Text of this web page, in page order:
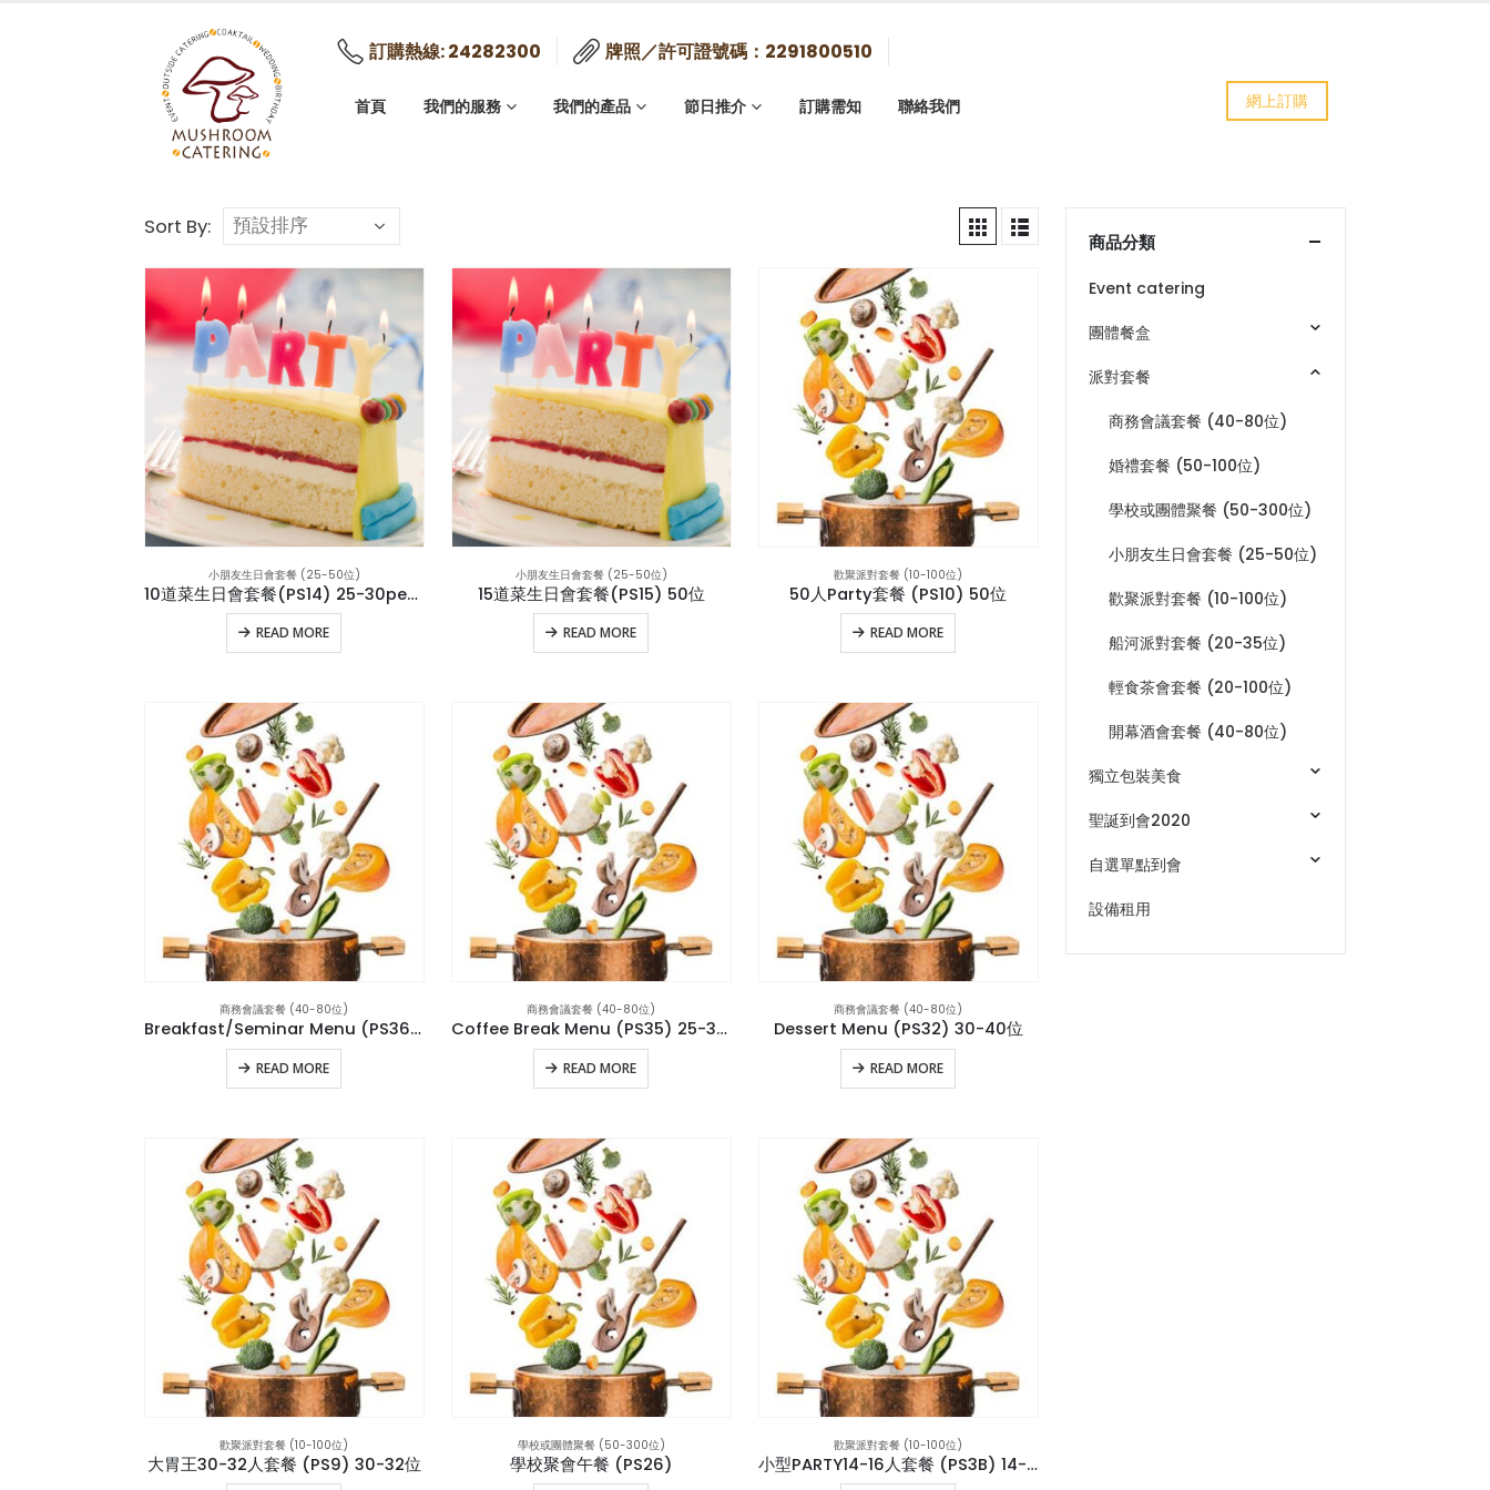
訂購熱線: 24282300 牌照／許可證號碼：2291800510
首頁 我們的服務 我們的產品 節日推介 訂購需知 聯絡我們 網上訂購
Sort By:
小朋友生日會套餐 (25-50位)
10道菜生日會套餐(PS14) 25-30persons位
READ MORE
小朋友生日會套餐 (25-50位)
15道菜生日會套餐(PS15) 50位
READ MORE
歡聚派對套餐 (10-100位)
50人Party套餐 (PS10) 50位
READ MORE
商務會議套餐 (40-80位)
Breakfast/Seminar Menu (PS36) 30位
READ MORE
商務會議套餐 (40-80位)
Coffee Break Menu (PS35) 25-30位
READ MORE
商務會議套餐 (40-80位)
Dessert Menu (PS32) 30-40位
READ MORE
歡聚派對套餐 (10-100位)
大胃王30-32人套餐 (PS9) 30-32位
學校或團體聚餐 (50-300位)
學校聚會午餐 (PS26)
歡聚派對套餐 (10-100位)
小型PARTY14-16人套餐 (PS3B) 14-16位
商品分類
Event catering
團體餐盒
派對套餐
商務會議套餐 (40-80位)
婚禮套餐 (50-100位)
學校或團體聚餐 (50-300位)
小朋友生日會套餐 (25-50位)
歡聚派對套餐 (10-100位)
船河派對套餐 (20-35位)
輕食茶會套餐 (20-100位)
開幕酒會套餐 (40-80位)
獨立包裝美食
聖誕到會2020
自選單點到會
設備租用